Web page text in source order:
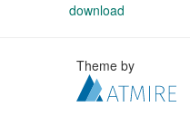
download
Theme by